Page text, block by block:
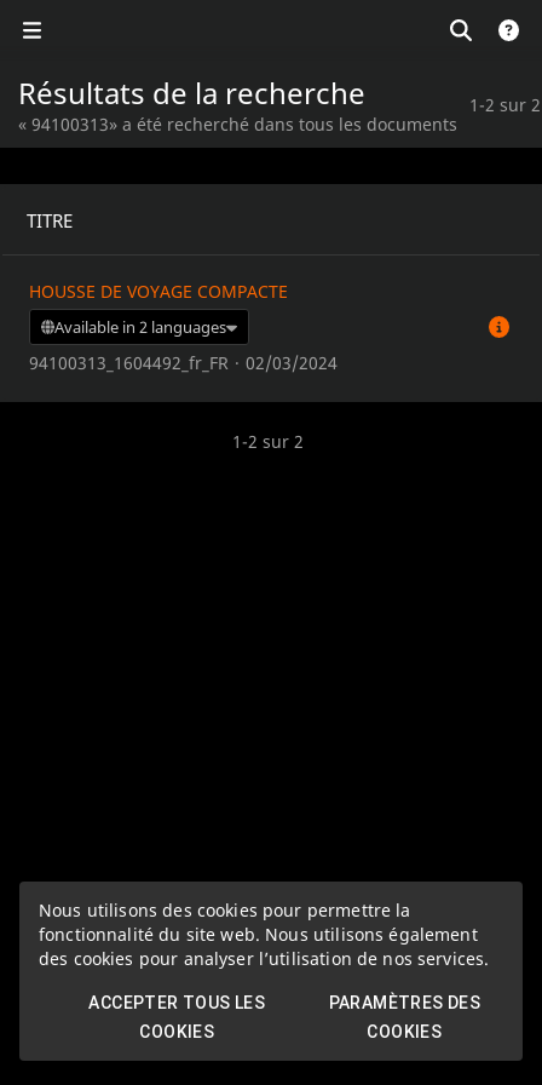
Nous utilisons des cookies pour permettre la
fonctionnalité du site web. Nous utilisons également
des cookies pour analyser l’utilisation de nos services.
ACCEPTER TOUS LES
COOKIES
PARAMÈTRES DES
COOKIES
Résultats de la recherche
« 94100313» a été recherché dans tous les documents
1-2 sur 2
TITRE
HOUSSE DE VOYAGE COMPACTE
Available in 2 languages
94100313_1604492_fr_FR · 02/03/2024
1-2 sur 2